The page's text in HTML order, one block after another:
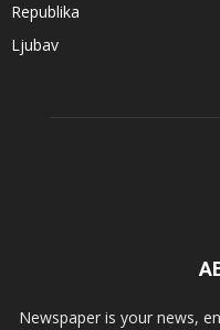
Republika
Ljubav
Newspaper is your news,